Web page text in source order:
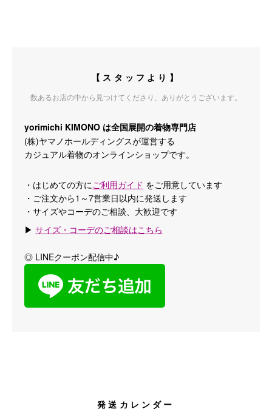
【スタッフより】
数あるお店の中から見つけてくださり、ありがとうございます。
yorimichi KIMONO は全国展開の着物専門店
(株)ヤマノホールディングスが運営する
カジュアル着物のオンラインショップです。
・はじめての方にご利用ガイド をご用意しています
・ご注文から1～7営業日以内に発送します
・サイズやコーデのご相談、大歓迎です
▶ サイズ・コーデのご相談はこちら
◎ LINEクーポン配信中♪
発送カレンダー